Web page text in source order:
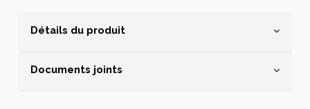
Détails du produit
Documents joints